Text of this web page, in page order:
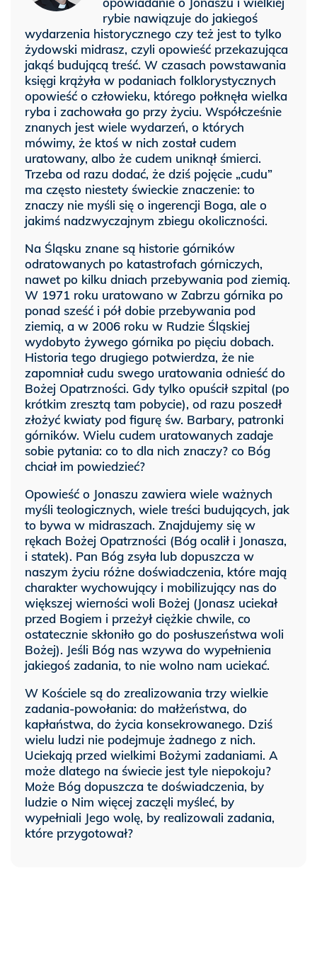
rybie nawiązuje do jakiegoś
wydarzenia historycznego czy też jest to tylko
żydowski midrasz, czyli opowieść przekazująca
jakąś budującą treść. W czasach powstawania
księgi krążyła w podaniach folklorystycznych
opowieść o człowieku, którego połknęła wielka
ryba i zachowała go przy życiu. Współcześnie
znanych jest wiele wydarzeń, o których
mówimy, że ktoś w nich został cudem
uratowany, albo że cudem uniknął śmierci.
Trzeba od razu dodać, że dziś pojęcie „cudu”
ma często niestety świeckie znaczenie: to
znaczy nie myśli się o ingerencji Boga, ale o
jakimś nadzwyczajnym zbiegu okoliczności.
Na Śląsku znane są historie górników
odratowanych po katastrofach górniczych,
nawet po kilku dniach przebywania pod ziemią.
W 1971 roku uratowano w Zabrzu górnika po
ponad sześć i pół dobie przebywania pod
ziemią, a w 2006 roku w Rudzie Śląskiej
wydobyto żywego górnika po pięciu dobach.
Historia tego drugiego potwierdza, że nie
zapomniał cudu swego uratowania odnieść do
Bożej Opatrzności. Gdy tylko opuścił szpital (po
krótkim zresztą tam pobycie), od razu poszedł
złożyć kwiaty pod figurę św. Barbary, patronki
górników. Wielu cudem uratowanych zadaje
sobie pytania: co to dla nich znaczy? co Bóg
chciał im powiedzieć?
Opowieść o Jonaszu zawiera wiele ważnych
myśli teologicznych, wiele treści budujących, jak
to bywa w midraszach. Znajdujemy się w
rękach Bożej Opatrzności (Bóg ocalił i Jonasza,
i statek). Pan Bóg zsyła lub dopuszcza w
naszym życiu różne doświadczenia, które mają
charakter wychowujący i mobilizujący nas do
większej wierności woli Bożej (Jonasz uciekał
przed Bogiem i przeżył ciężkie chwile, co
ostatecznie skłoniło go do posłuszeństwa woli
Bożej). Jeśli Bóg nas wzywa do wypełnienia
jakiegoś zadania, to nie wolno nam uciekać.
W Kościele są do zrealizowania trzy wielkie
zadania-powołania: do małżeństwa, do
kapłaństwa, do życia konsekrowanego. Dziś
wielu ludzi nie podejmuje żadnego z nich.
Uciekają przed wielkimi Bożymi zadaniami. A
może dlatego na świecie jest tyle niepokoju?
Może Bóg dopuszcza te doświadczenia, by
ludzie o Nim więcej zaczęli myśleć, by
wypełniali Jego wolę, by realizowali zadania,
które przygotował?